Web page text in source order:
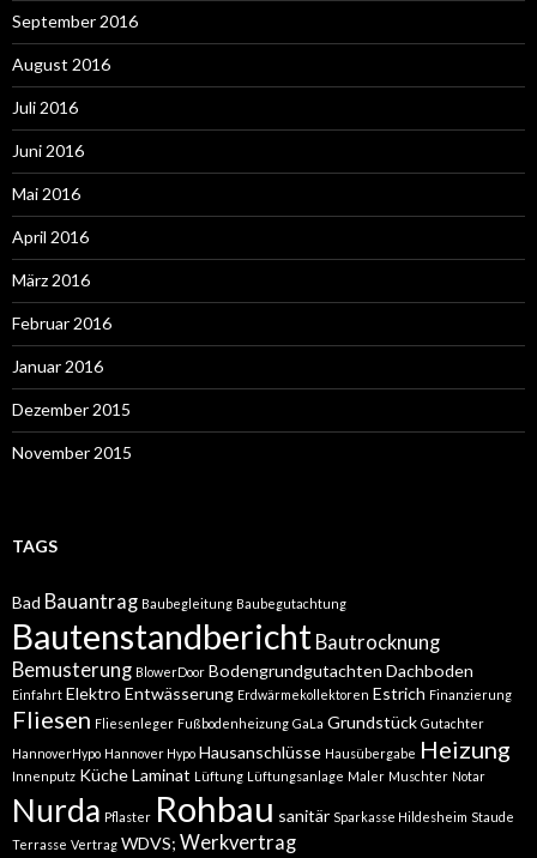
September 2016
August 2016
Juli 2016
Juni 2016
Mai 2016
April 2016
März 2016
Februar 2016
Januar 2016
Dezember 2015
November 2015
TAGS
Bad Bauantrag Baubegleitung Baubegutachtung
Bautenstandbericht Bautrocknung
Bemusterung BlowerDoor Bodengrundgutachten Dachboden
Einfahrt Elektro Entwässerung Erdwärmekollektoren Estrich Finanzierung
Fliesen Fliesenleger Fußbodenheizung GaLa Grundstück Gutachter
HannoverHypo Hannover Hypo Hausanschlüsse Hausübergabe Heizung
Innenputz KücheLaminat Lüftung Lüftungsanlage Maler Muschter Notar
Nurda Pflaster Rohbau sanitär Sparkasse Hildesheim Staude
Terrasse Vertrag WDVS; Werkvertrag